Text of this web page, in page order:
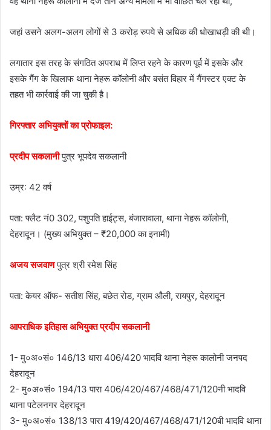
जहां उसने अलग-अलग लोगों से 3 करोड़ रुपये से अधिक की धोखाधड़ी की थी।
लगातार इस तरह के संगठित अपराध में लिप्त रहने के कारण पूर्व में इसके और
इसके गैंग के खिलाफ थाना नेहरू कॉलोनी और बसंत विहार में गैंगस्टर एक्ट के
तहत भी कार्रवाई की जा चुकी है।
गिरफ्तार अभियुक्तों का प्रोफाइल:
प्रदीप सकलानीपुत्र भूपदेव सकलानी
उम्र: 42 वर्ष
पता: फ्लैट नं0 302, पशुपति हाईट्स, बंजारावाला, थाना नेहरू कॉलोनी,
देहरादून। (मुख्य अभियुक्त – ₹20,000 का इनामी)
अजय सजवाणपुत्र श्री रमेश सिंह
पता: केयर ऑफ- सतीश सिंह, बछेत रोड, ग्राम औली, रायपुर, देहरादून
आपराधिक इतिहास अभियुक्त प्रदीप सकलानी
1- मु०अ०सं० 146/13 धारा 406/420 भादवि थाना नेहरू कालोनी जनपद
देहरादून
2- मु०अ०सं० 194/13 पारा 406/420/467/468/471/120नी भादवि
थाना पटेलनगर देहरादून
3- मु०अ०सं० 138/13 पारा 419/420/467/468/471/120बी भादवि थाना